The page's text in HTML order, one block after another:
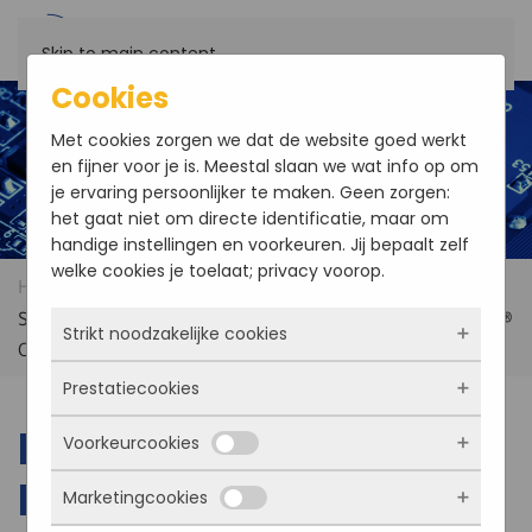
Skip to main content
Home Products
Darveen SPC-9210 IP69K
Stainless Steel Panel PC with 12th Gen Intel® Core™ or Intel®
Celeron® Processor
Darveen SPC-9210
IP69K Stainless Steel
Cookies
Met cookies zorgen we dat de website goed werkt
en fijner voor je is. Meestal slaan we wat info op om
je ervaring persoonlijker te maken. Geen zorgen:
het gaat niet om directe identificatie, maar om
handige instellingen en voorkeuren. Jij bepaalt zelf
welke cookies je toelaat; privacy voorop.
Strikt noodzakelijke cookies
Deze cookies zorgen ervoor dat de website
überhaupt werkt. Ze zijn dus altijd actief en
kunnen niet worden uitgezet. Meestal worden
ze alleen geplaatst als jij iets doet, zoals
inloggen, een formulier invullen of je
Prestatiecookies
Met deze cookies zien we hoe vaak onze site
bezocht wordt, waar bezoekers vandaan
komen en welke pagina’s populair zijn. Zo
Voorkeurcookies
Deze cookies onthouden jouw voorkeuren.
Marketingcookies